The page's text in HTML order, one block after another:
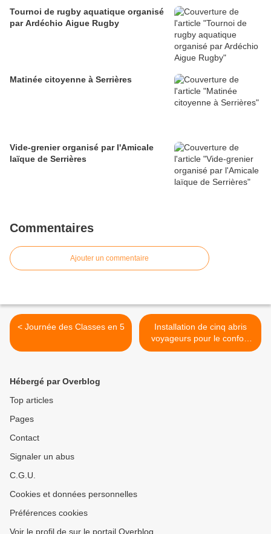
Tournoi de rugby aquatique organisé
par Ardéchio Aigue Rugby
Matinée citoyenne à Serrières
Vide-grenier organisé par l'Amicale
laïque de Serrières
Commentaires
Ajouter un commentaire
< Journée des Classes en 5
Installation de cinq abris
voyageurs pour le confort
des usagers des transports
Hébergé par Overblog
Top articles
Pages
Contact
Signaler un abus
C.G.U.
Cookies et données personnelles
Préférences cookies
Voir le profil de sur le portail Overblog